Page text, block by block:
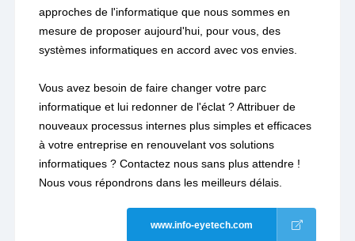
approches de l'informatique que nous sommes en
mesure de proposer aujourd'hui, pour vous, des
systèmes informatiques en accord avec vos envies.
Vous avez besoin de faire changer votre parc
informatique et lui redonner de l'éclat ? Attribuer de
nouveaux processus internes plus simples et efficaces
à votre entreprise en renouvelant vos solutions
informatiques ? Contactez nous sans plus attendre !
Nous vous répondrons dans les meilleurs délais.
www.info-eyetech.com